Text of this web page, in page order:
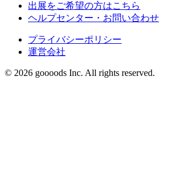
出展をご希望の方はこちら
ヘルプセンター・お問い合わせ
プライバシーポリシー
運営会社
© 2026 goooods Inc. All rights reserved.